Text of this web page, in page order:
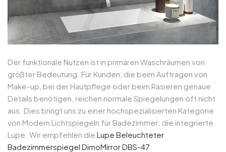
Der funktionale Nutzen ist in primären Waschräumen von
größter Bedeutung. Für Kunden, die beim Auftragen von
Make-up, bei der Hautpflege oder beim Rasieren genaue
Details benötigen, reichen normale Spiegelungen oft nicht
aus. Dies bringt uns zu einer hochspezialisierten Kategorie
von Modern Lichtspiegeln für Badezimmer: die integrierte
Lupe. Wir empfehlen die Lupe Beleuchteter
Badezimmerspiegel DimoMirror DBS-47